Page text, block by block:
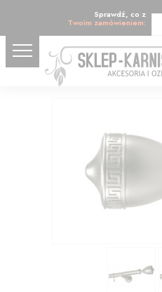
Sprawdź, co z
Twoim zamówieniem: